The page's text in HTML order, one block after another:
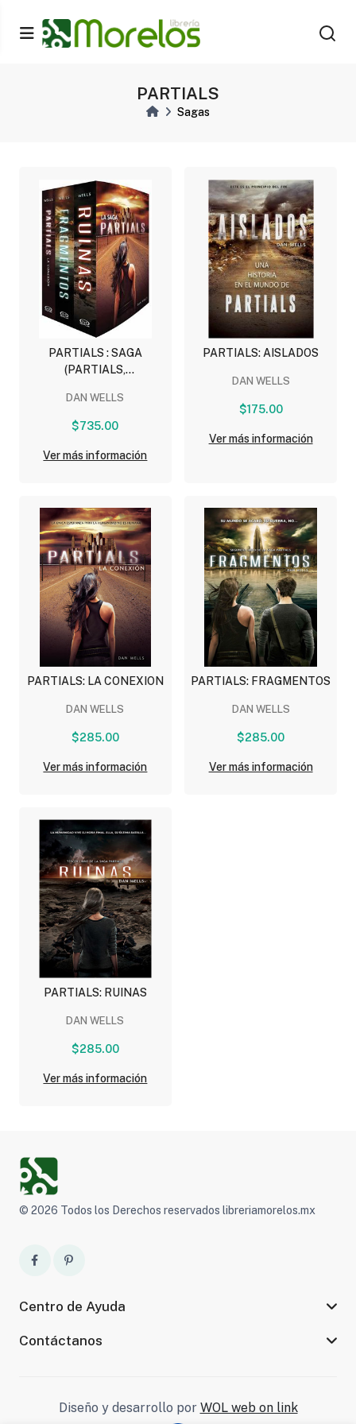
PARTIALS
Sagas
PARTIALS : SAGA
(PARTIALS,
DAN WELLS
$735.00
Ver más información
PARTIALS: AISLADOS
DAN WELLS
$175.00
Ver más información
PARTIALS: LA CONEXION
DAN WELLS
$285.00
Ver más información
PARTIALS: FRAGMENTOS
DAN WELLS
$285.00
Ver más información
PARTIALS: RUINAS
DAN WELLS
$285.00
Ver más información
© 2026 Todos los Derechos reservados libreriamorelos.mx
Centro de Ayuda
Contáctanos
Diseño y desarrollo por WOL web on link